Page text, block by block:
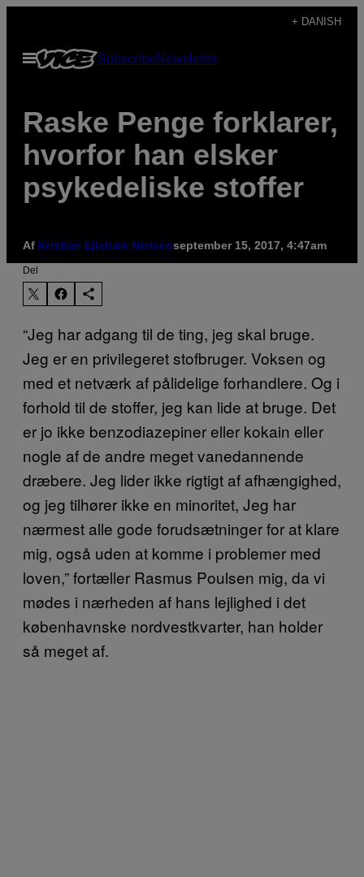
indhold
+ DANISH
Åbn
Menu
SubscribeNewsletter
Raske Penge forklarer,
hvorfor han elsker
psykedeliske stoffer
Af Kristian Ejlebæk Nielsenseptember 15, 2017, 4:47am
Del
“Jeg har adgang til de ting, jeg skal bruge.
Jeg er en privilegeret stofbruger. Voksen og
med et netværk af pålidelige forhandlere. Og i
forhold til de stoffer, jeg kan lide at bruge. Det
er jo ikke benzodiazepiner eller kokain eller
nogle af de andre meget vanedannende
dræbere. Jeg lider ikke rigtigt af afhængighed,
og jeg tilhører ikke en minoritet, Jeg har
nærmest alle gode forudsætninger for at klare
mig, også uden at komme i problemer med
loven,” fortæller Rasmus Poulsen mig, da vi
mødes i nærheden af hans lejlighed i det
københavnske nordvestkvarter, han holder
så meget af.